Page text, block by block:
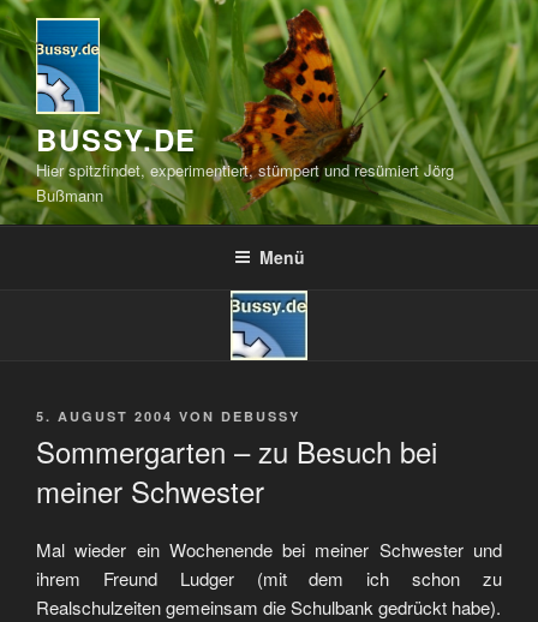
Zum
Inhalt
springen
BUSSY.DE
Hier spitzfindet, experimentiert, stümpert und resümiert Jörg
Bußmann
Menü
VERÖFFENTLICHT
5. AUGUST 2004 VON DEBUSSY
Sommergarten – zu Besuch bei
meiner Schwester
Mal wieder ein Wochenende bei meiner Schwester und
ihrem Freund Ludger (mit dem ich schon zu
Realschulzeiten gemeinsam die Schulbank gedrückt habe).